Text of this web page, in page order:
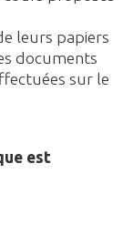
leurs papiers
documents
sur le
est